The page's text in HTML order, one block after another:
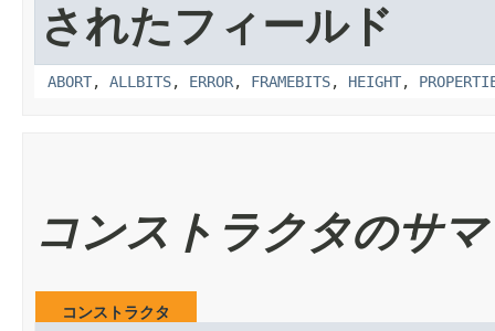
されたフィールド
ABORT, ALLBITS, ERROR, FRAMEBITS, HEIGHT,
コンストラクタのサ
コンストラクタ